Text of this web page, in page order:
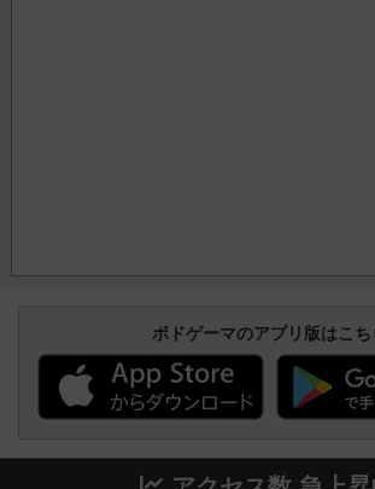
ボドゲーマのアプリ版はこち